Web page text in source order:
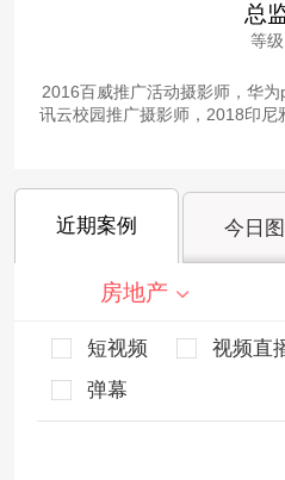
总
等级
2016百威推广活动摄影师，华
讯云校园推广摄影师，2018印
近期案例 今日
房地产
短视频 视频直
弹幕